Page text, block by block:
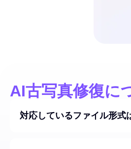
AI古写真修復に
対応しているファイル形式